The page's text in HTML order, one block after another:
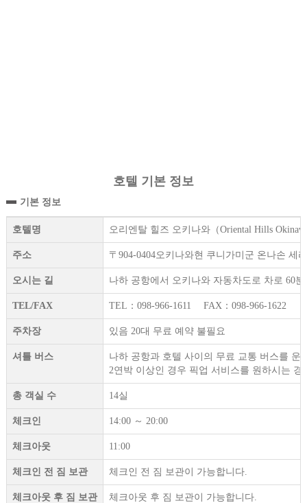
호텔 기본 정보
기본 정보
호텔명 오리엔탈 힐즈 오키나와（Oriental Hills
주소 〒904-0404오키나와현 쿠니가미군 온나손 세
오시는 길 나하 공항에서 오키나와 자동차도로 차로 60
TEL/FAX TEL：098-966-1611 FAX：098-966-1622
주차장 있음 20대 무료 예약 불필요
셔틀 버스
나하 공항과 호텔 사이의 무료 교통 버스를 운
2연박 이상인 경우 픽업 서비스를 원하시는
총 객실 수 14실
체크인 14:00 ～ 20:00
체크아웃 11:00
체크인 전 짐 보관 체크인 전 짐 보관이 가능합니다.
체크아웃 후 짐 보관 체크아웃 후 짐 보관이 가능합니다.